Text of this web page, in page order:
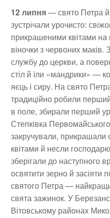
12 липня— свято Петра
зустрічали урочисто:
прикрашеними квітами на
віночки з червоних
службу до церкви, а
стіл й їли «мандрики» —
яєць і сиру. На свято
традиційно робили
в поле, збирали перший
Степківка
закручували, прикрашали
квітами й несли
зберігали до наступного
освятити зерно й
святого Петра —
свята зажинок. У
Вітовському районах